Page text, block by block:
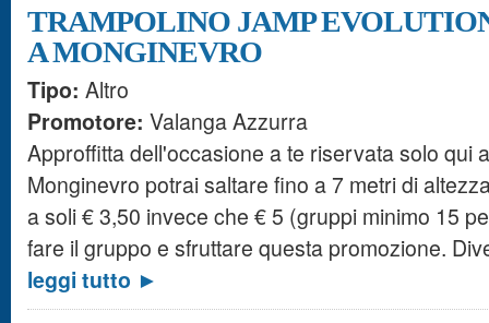
TRAMPOLINO JAMP
A MONGINEVRO
Tipo: Altro
Promotore: Valanga Azzurra
Approffitta dell'occasione a te riservata solo qui a
Monginevro potrai saltare fino a 7 metri di
a soli € 3,50 invece che € 5 (gruppi minimo 15
fare il gruppo e sfruttare questa promozione.
leggi tutto ►